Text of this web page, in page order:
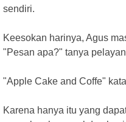
sendiri.
Keesokan harinya, Agus
"Pesan apa?" tanya
"Apple Cake and Coffe"
Karena hanya itu yang